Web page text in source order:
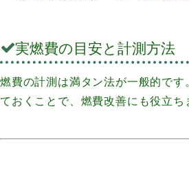
実燃費の目安と計測方法
燃費の計測は満タン法が一般的で
ておくことで、燃費改善にも役立ち